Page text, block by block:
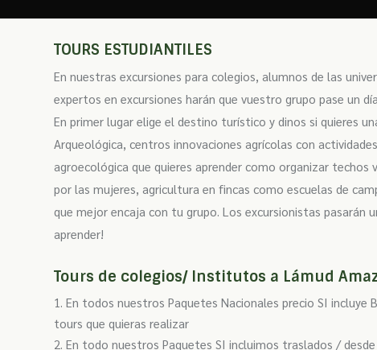
TOURS ESTUDIANTILES
En nuestras excursiones para colegios, alumnos de las
expertos en excursiones harán que vuestro grupo pase un
En primer lugar elige el destino turístico y dinos si quieres
Arqueológica, centros innovaciones agrícolas con
agroecológica que quieres aprender como organizar techos
por las mujeres, agricultura en fincas como escuelas de
que mejor encaja con tu grupo. Los excursionistas pasarán
aprender!
Tours de colegios/ Institutos a Lámud
En todos nuestros Paquetes Nacionales precio SI
tours que quieras realizar
En todo nuestros Paquetes SI incluimos traslados /